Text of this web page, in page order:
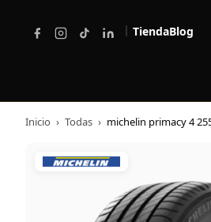
| TiendaBlog
Inicio › Todas › michelin primacy 4